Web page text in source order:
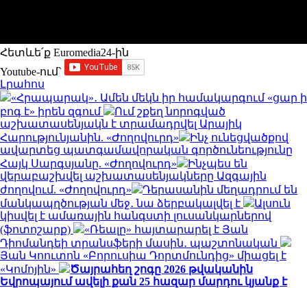
Հետևե՛ք Euromedia24-ին
Youtube-ում`
Լրահոս
«Հրապարակ»․ Ամեն մեկն իր համակարգում «ցար ի
բոգ է» իրեն զգում
Ում շքեղ նորոգված
աշխատասենյակն է տրամադրվել Արայիկ
Հարությունյանին. «Ժողովուրդ»
Ինչ ունեցվածքով
ավարտեց պատգամավորական գործունեությունը
Հայկ Սարգսյանը. «Ժողովուրդ»
Ինչպես են
վերաբաշխվել աշխատասենյակները Ազգային
ժողովում. «Ժողովուրդ»
Դերասանին մեղադրում են
մանկապղծության մեջ․ նա ձերբակալվել է
Ալսուն
կիսվել է ամառային հանգստի լուսանկարներով
(ֆոտոշարք)
«Ռեալը» հայտարարել է Յան
Դիոմանդեի տրանսֆերի մասին․ պաշտոնական
Յան Կոուտոն «Բորուսիա Դորտմունդից» միացել է
«Կոմոյին»
Ծայրահեղ շոգը 2026 թվականին
Եվրոպայում ավելի քան 25 հազար մարդու կյանք է